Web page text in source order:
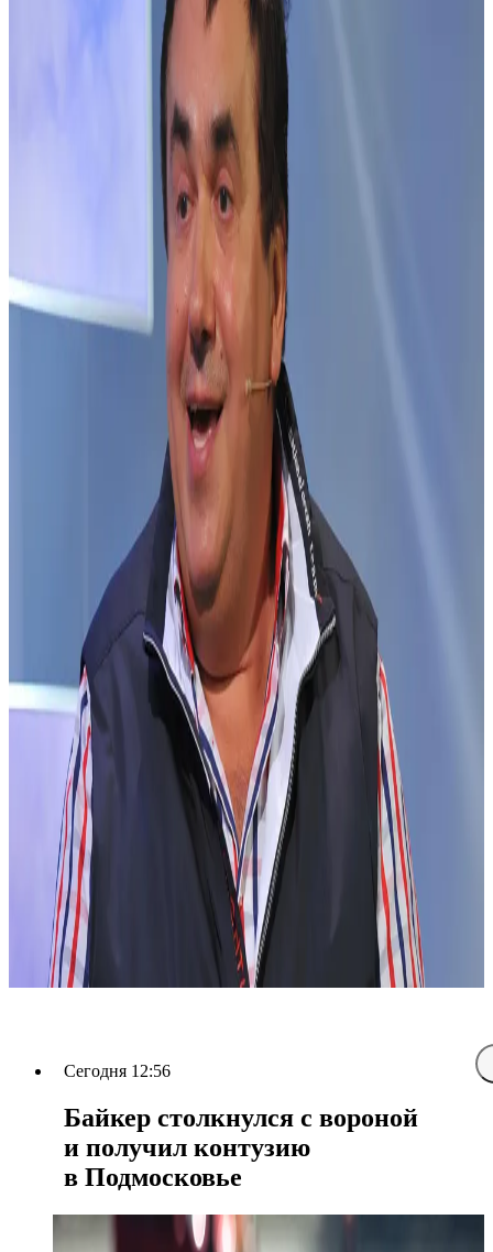
Сегодня 12:56
Байкер столкнулся с вороной
и получил контузию
в Подмосковье